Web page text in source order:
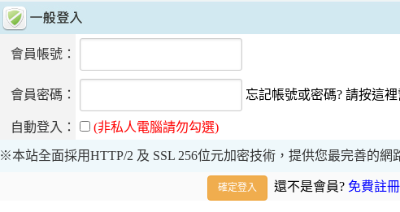
會員帳號：
會員密碼： 忘記帳號或密碼? 請按這裡
自動登入： (非私人電腦請勿勾選)
※本站全面採用HTTP/2 及 SSL 256位元加密技術，提供您最完善的網
確定登入 還不是會員? 免費註冊